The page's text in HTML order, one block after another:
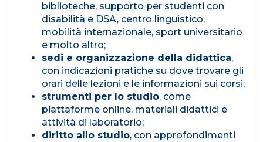
biblioteche, supporto per studenti con
disabilità e DSA, centro linguistico,
mobilità internazionale, sport universitario
e molto altro;
sedi e organizzazione della didattica,
con indicazioni pratiche su dove trovare gli
orari delle lezioni e le informazioni sui corsi;
strumenti per lo studio, come
piattaforme online, materiali didattici e
attività di laboratorio;
diritto allo studio, con approfondimenti